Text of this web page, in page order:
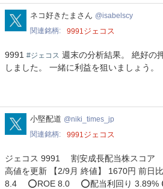
isabelscy
ネコ好きたまさん isabelscy
関連銘柄
9991ジェコス
9991 #ジェコス 週末の分析結果。 絶好の
しました。 一緒に利益を狙いましょう
niki_times_jp
小堅配道 niki_times_jp
関連銘柄
9991ジェコス
ジェコス 9991 割安成長配当株スコア
高値を更新 【2/9月 終値】 1670円 前日
8.4 ⭕ROE 8.0 ⭕配当利回り 3.89%